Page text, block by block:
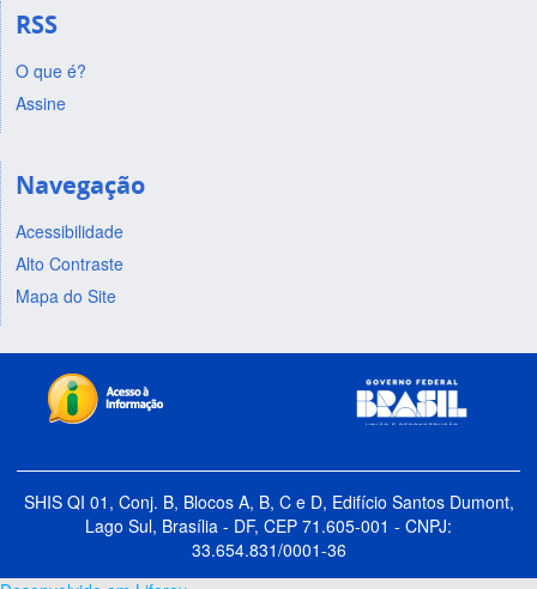
RSS
O que é?
Assine
Navegação
Acessibilidade
Alto Contraste
Mapa do Site
SHIS QI 01, Conj. B, Blocos A, B, C e D, Edifício Santos Dumont,
Lago Sul, Brasília - DF, CEP 71.605-001 - CNPJ:
33.654.831/0001-36